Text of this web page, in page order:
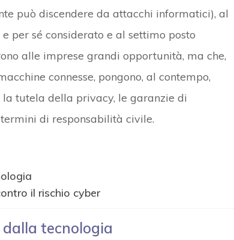
può discendere da attacchi informatici), al
e per sé considerato e al settimo posto
alle imprese grandi opportunità, ma che,
connesse, pongono, al contempo,
tutela della privacy, le garanzie di
di responsabilità civile.
il rischio cyber
tecnologia